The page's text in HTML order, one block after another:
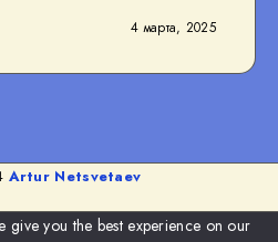
4 марта, 2025
Artur Netsvetaev
give you the best experience on our